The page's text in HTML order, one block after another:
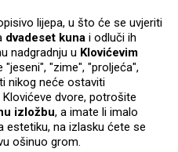
lijepa, u što će se uvjeriti
dvadeset kuna i odluči ih
nadgradnju u Klovićevim
"jeseni", "zime", "proljeća",
nikog neće ostaviti
dvore, potrošite
izložbu, a imate li imalo
na izlasku ćete se
ošinuo grom.